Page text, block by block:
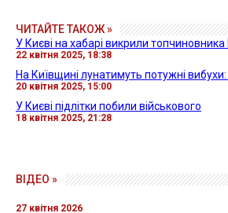
ЧИТАЙТЕ ТАКОЖ »
У Києві на хабарі викрили
22 квітня 2025, 18:38
На Київщині лунатимуть потужні
20 квітня 2025, 15:00
У Києві підлітки побили військового
18 квітня 2025, 21:28
ВІДЕО »
27 квітня 2026